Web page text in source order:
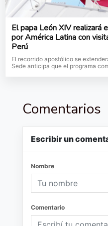
El papa León XIV realizará
por América Latina con
Perú
El recorrido apostólico se
Sede anticipa que el programa
Comentarios
Escribir un
Nombre
Comentario